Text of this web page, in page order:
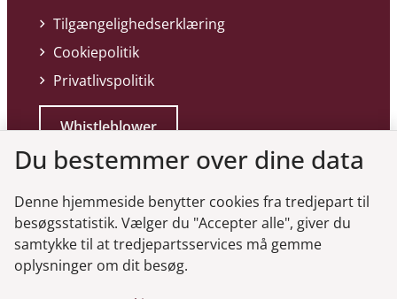
Tilgængelighedserklæring
Cookiepolitik
Privatlivspolitik
Whistleblower
Genveje
Du bestemmer over dine data
Denne hjemmeside benytter cookies fra tredjepart til
besøgsstatistik. Vælger du "Accepter alle", giver du
samtykke til at tredjepartsservices må gemme
oplysninger om dit besøg.